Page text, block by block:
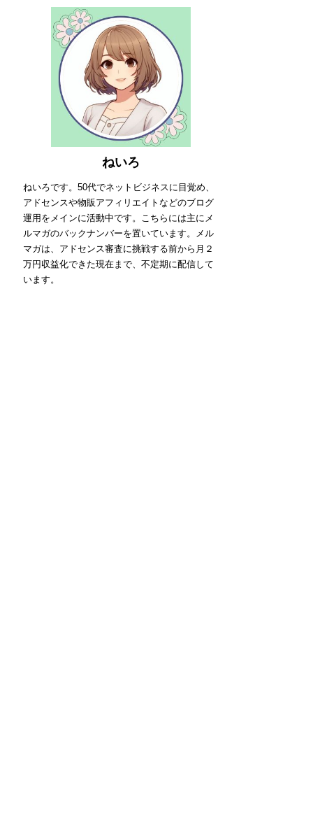
ねいろ
ねいろです。50代でネットビジネスに目覚め、
アドセンスや物販アフィリエイトなどのブログ
運用をメインに活動中です。こちらには主にメ
ルマガのバックナンバーを置いています。メル
マガは、アドセンス審査に挑戦する前から月２
万円収益化できた現在まで、不定期に配信して
います。